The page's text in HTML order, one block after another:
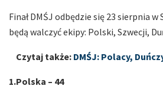
Finał DMŚJ odbędzie się 23 sierpnia w
będą walczyć ekipy: Polski, Szwecji,
Czytaj także: DMŚJ: Polacy,
1.Polska – 44